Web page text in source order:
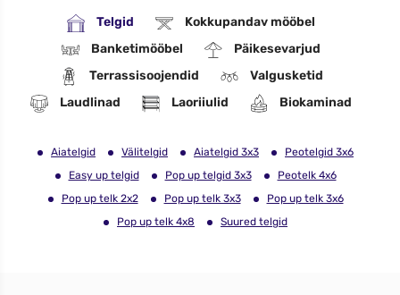
Telgid
Kokkupandav mööbel
Banketimööbel
Päikesevarjud
Terrassisoojendid
Valgusketid
Laudlinad
Laoriiulid Biokaminad
Aiatelgid Välitelgid Aiatelgid 3x3
Peotelgid 3x6
Easy up telgid
Pop up telgid 3x3
Peotelk 4x6
Pop up telk 2x2
Pop up telk 3x3
Pop up telk 3x6
Pop up telk 4x8
Suured telgid